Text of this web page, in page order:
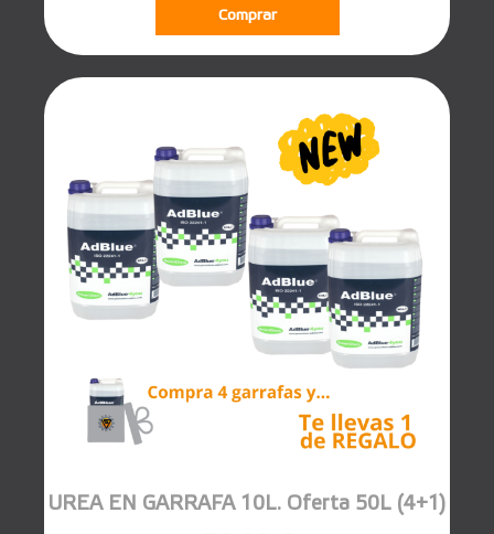
Comprar
UREA EN GARRAFA 10L. Oferta 50L (4+1)